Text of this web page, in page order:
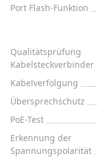
Port Flash-Funktion
Qualitätsprüfung
Kabelsteckverbinder
Kabelverfolgung
Übersprechschutz
PoE-Test
Erkennung der
Spannungspolarität